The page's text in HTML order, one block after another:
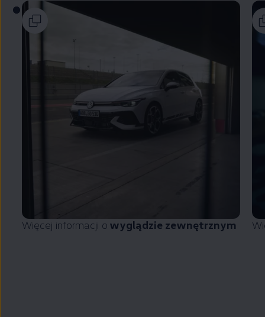
Więcej informacji o wyglądzie zewnętrznym